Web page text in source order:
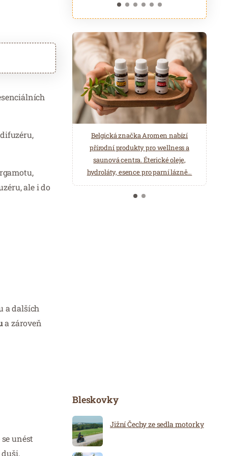
ale i do
a dalších
a zároveň
unést
Belgická značka Aromen nabízí
přírodní produkty pro wellness a
saunová centra. Éterické oleje,
hydroláty, esence pro parní lázně…
ASTORIA Hotel & Medical Spa je
poskytovatelem lázeňské léčebně
rehabilitační péče. Odpočiňte si ve
Wellness a Balneo centru.
Bleskovky
Jižní Čechy ze sedla motorky